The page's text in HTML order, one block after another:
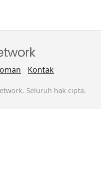
Kontak
Seluruh hak cipta.